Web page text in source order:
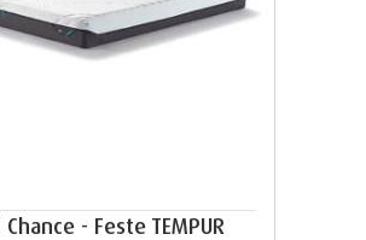
- Feste TEMPUR